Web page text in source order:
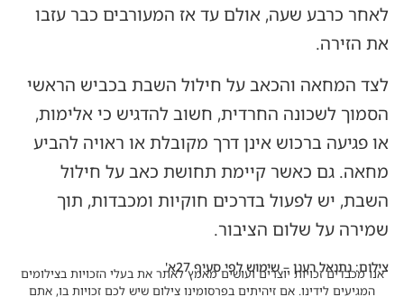
לאחר כרבע שעה, אולם עד אז המעורבים כבר עזבו
את הזירה.
לצד המחאה והכאב על חילול השבת בכביש הראשי
הסמוך לשכונה החרדית, חשוב להדגיש כי אלימות,
או פגיעה ברכוש אינן דרך מקובלת או ראויה להביע
מחאה. גם כאשר קיימת תחושת כאב על חילול
השבת, יש לפעול בדרכים חוקיות ומכבדות, תוך
שמירה על שלום הציבור.
צילום: נתנאל רענן – שימוש לפי סעיף 27א'
אנו מכבדים זכויות יוצרים ועושים מאמץ לאתר את בעלי הזכויות בצילומים
המגיעים לידינו. אם זיהיתים בפרסומינו צילום שיש לכם זכויות בו, אתם